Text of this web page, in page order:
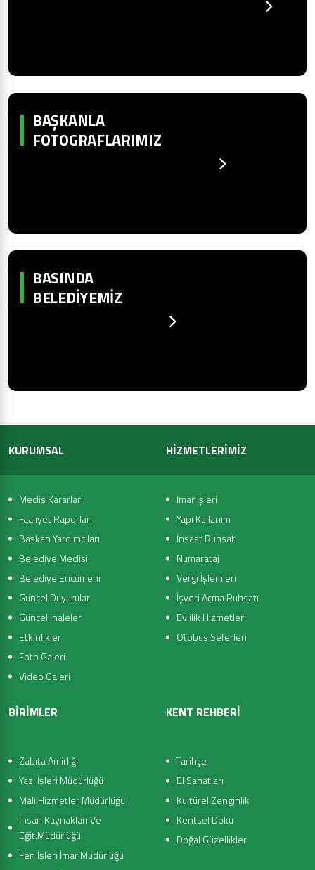
BAŞKANLA
FOTOGRAFLARIMIZ
BASINDA
BELEDIYEMIZ
KURUMSAL
Meclis Kararları
Faaliyet Raporları
Başkan Yardımcıları
Belediye Meclisi
Belediye Encümeni
Güncel Duyurular
Güncel İhaleler
Etkinlikler
Foto Galeri
Video Galeri
HİZMETLERİMİZ
İmar İşleri
Yapı Kullanım
İnşaat Ruhsatı
Numarataj
Vergi İşlemleri
İşyeri Açma Ruhsatı
Evlilik Hizmetleri
Otobüs Seferleri
BİRİMLER
Zabıta Amirliği
Yazı İşleri Müdürlüğü
Mali Hizmetler Müdürlüğü
İnsan Kaynakları Ve
Eğit.Müdürlüğü
Fen İşleri İmar Müdürlüğü
KENT REHBERİ
Tarihçe
El Sanatları
Kültürel Zenginlik
Kentsel Doku
Doğal Güzellikler